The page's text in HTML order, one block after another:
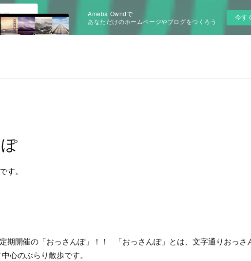
Ameba Owndで
あなただけのホームページやブログをつくろう
今す
す。
期開催の「おっさんぽ」！！ 「おっさんぽ」とは、文字通りおっさ
心のぶらり散歩です。